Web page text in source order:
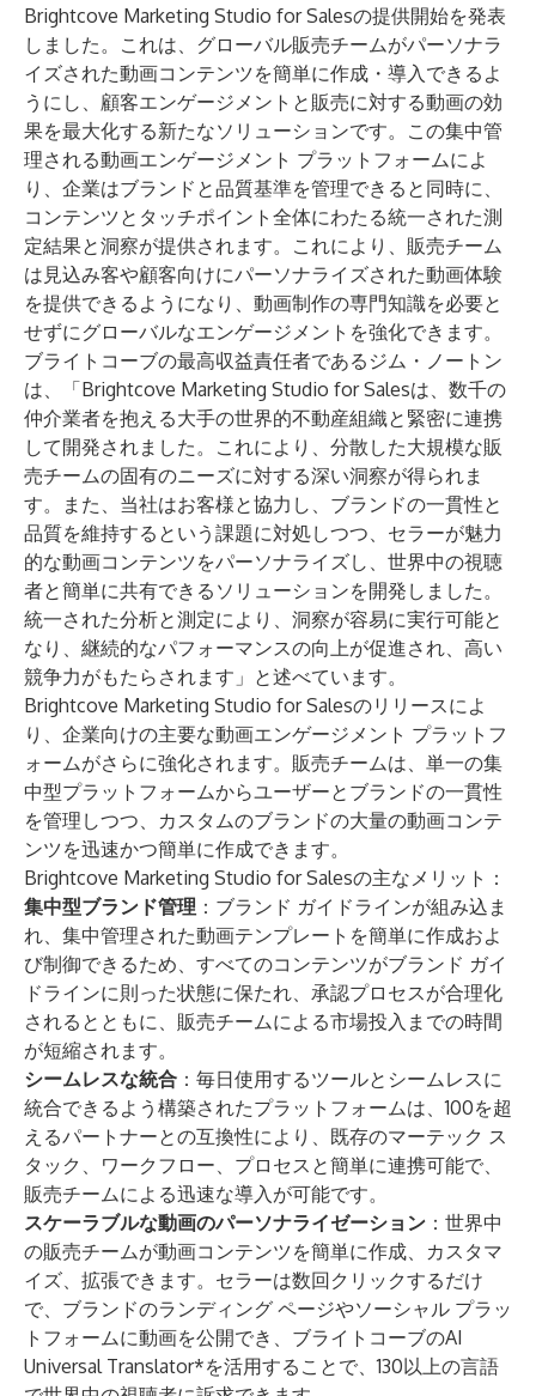
Brightcove Marketing Studio for Salesの提供開始を発表
しました。これは、グローバル販売チームがパーソナラ
イズされた動画コンテンツを簡単に作成・導入できるよ
うにし、顧客エンゲージメントと販売に対する動画の効
果を最大化する新たなソリューションです。この集中管
理される動画エンゲージメント プラットフォームによ
り、企業はブランドと品質基準を管理できると同時に、
コンテンツとタッチポイント全体にわたる統一された測
定結果と洞察が提供されます。これにより、販売チーム
は見込み客や顧客向けにパーソナライズされた動画体験
を提供できるようになり、動画制作の専門知識を必要と
せずにグローバルなエンゲージメントを強化できます。
ブライトコーブの最高収益責任者であるジム・ノートン
は、「Brightcove Marketing Studio for Salesは、数千の
仲介業者を抱える大手の世界的不動産組織と緊密に連携
して開発されました。これにより、分散した大規模な販
売チームの固有のニーズに対する深い洞察が得られま
す。また、当社はお客様と協力し、ブランドの一貫性と
品質を維持するという課題に対処しつつ、セラーが魅力
的な動画コンテンツをパーソナライズし、世界中の視聴
者と簡単に共有できるソリューションを開発しました。
統一された分析と測定により、洞察が容易に実行可能と
なり、継続的なパフォーマンスの向上が促進され、高い
競争力がもたらされます」と述べています。
Brightcove Marketing Studio for Salesのリリースによ
り、企業向けの主要な動画エンゲージメント プラットフ
ォームがさらに強化されます。販売チームは、単一の集
中型プラットフォームからユーザーとブランドの一貫性
を管理しつつ、カスタムのブランドの大量の動画コンテ
ンツを迅速かつ簡単に作成できます。
Brightcove Marketing Studio for Salesの主なメリット：
集中型ブランド管理 ：ブランド ガイドラインが組み込ま
れ、集中管理された動画テンプレートを簡単に作成およ
び制御できるため、すべてのコンテンツがブランド ガイ
ドラインに則った状態に保たれ、承認プロセスが合理化
されるとともに、販売チームによる市場投入までの時間
が短縮されます。
シームレスな統合 ：毎日使用するツールとシームレスに
統合できるよう構築されたプラットフォームは、100を超
えるパートナーとの互換性により、既存のマーテック ス
タック、ワークフロー、プロセスと簡単に連携可能で、
販売チームによる迅速な導入が可能です。
スケーラブルな動画のパーソナライゼーション ：世界中
の販売チームが動画コンテンツを簡単に作成、カスタマ
イズ、拡張できます。セラーは数回クリックするだけ
で、ブランドのランディング ページやソーシャル プラッ
トフォームに動画を公開でき、ブライトコーブのAI
Universal Translator*を活用することで、130以上の言語